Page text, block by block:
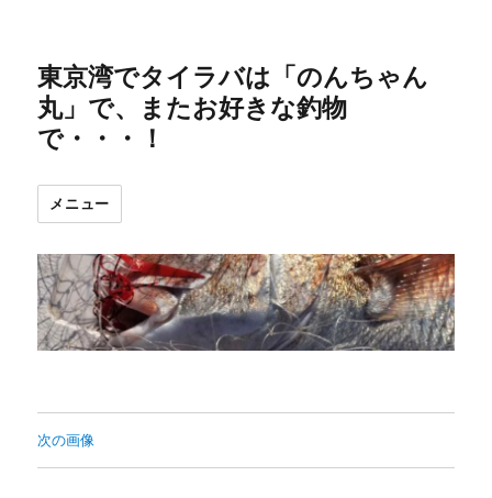
東京湾でタイラバは「のんちゃん
丸」で、またお好きな釣物
で・・・！
メニュー
次の画像